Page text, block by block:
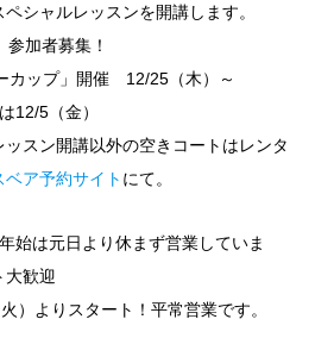
シャルレッスンを開講します。
加者募集！
カップ」開催 12/25（木）～
12/5（金）
ッスン開講以外の空きコートはレンタ
ベア予約サイト にて。
始は元日より休まず営業していま
大歓迎
）よりスタート！平常営業です。